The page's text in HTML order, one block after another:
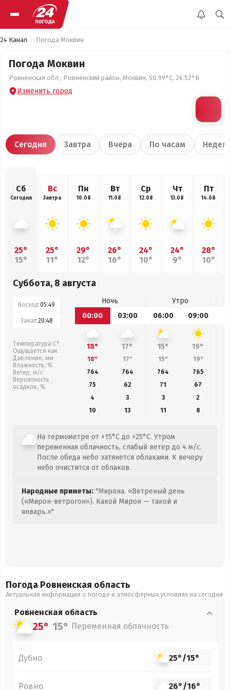
24 Канал Погода Моквин
Погода Моквин
Ровненская обл., Ровненский район, Моквин, 50.99°С, 26.52°В
Изменить город
Сегодня Завтра Вчера По часам
Сб
Сегодня
25°
15°
Вс
Завтра
25°
11°
Пн
10.08
29°
12°
Вт
11.08
26°
16°
Ср
12.08
24°
10°
Чт
13.08
24°
9°
Пт
14.08
28°
10°
Суббота, 8 августа
Восход:05:49
Закат:20:48
Температура С°
Ощущается как
Давление, мм
Влажность, %
Ветер, м/с
Вероятность
осадков, %
Ночь
Утро
00:00
03:00 06:00 09:00
18° 17° 15° 19°
18° 17° 15° 19°
764
764 764 765
75
62 71 67
4
3 3
2
10
13 11 8
На термометре от +15°C до +25°C. Утром
переменная облачность, слабый ветер до 4 м/с.
После обеда небо затянется облаками. К вечеру
небо очистится от облаков.
Народные приметы: "Мирона. «Ветреный день
(«Мирон-ветрогон»). Какой Мирон — такой и
январь.»"
Погода Ровненская область
Актуальная информация о погоде и атмосферных условиях на сегодня
Ровненская область
25° 15° Переменная облачность
Дубно 25°/15°
Ровно 26°/16°